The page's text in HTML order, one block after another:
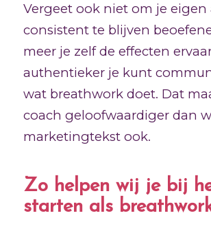
Vergeet ook niet om je eigen
consistent te blijven
meer je zelf de effecten
authentieker je kunt
wat breathwork doet. Dat
coach geloofwaardiger dan
marketingtekst ook.
Zo helpen wij je bij
starten als